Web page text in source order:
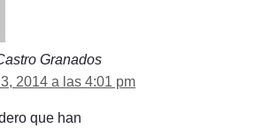
Granados
2014 a las 4:01 pm
que han